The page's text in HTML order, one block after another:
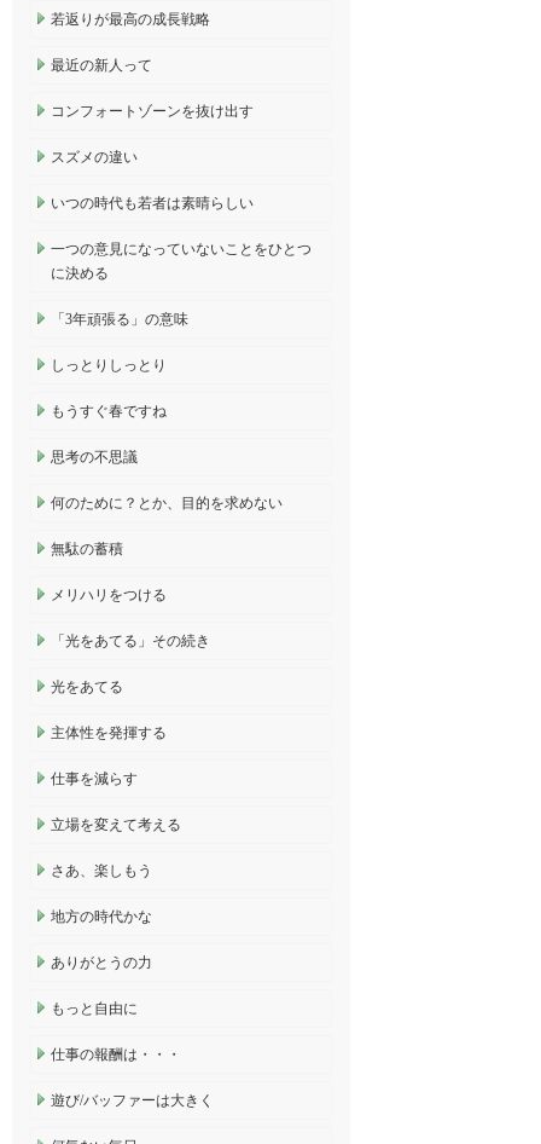
若返りが最高の成長戦略
最近の新人って
コンフォートゾーンを抜け出す
スズメの違い
いつの時代も若者は素晴らしい
一つの意見になっていないことをひとつ
に決める
「3年頑張る」の意味
しっとりしっとり
もうすぐ春ですね
思考の不思議
何のために？とか、目的を求めない
無駄の蓄積
メリハリをつける
「光をあてる」その続き
光をあてる
主体性を発揮する
仕事を減らす
立場を変えて考える
さあ、楽しもう
地方の時代かな
ありがとうの力
もっと自由に
仕事の報酬は・・・
遊び/バッファーは大きく